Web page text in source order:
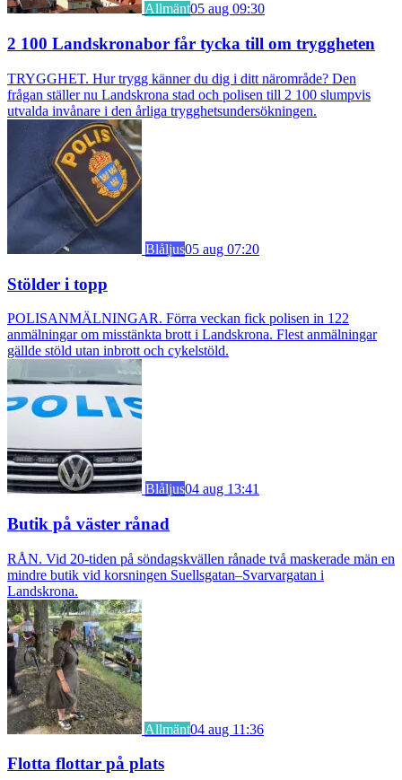
Allmänt05 aug 09:30
2 100 Landskronabor får tycka till om tryggheten
TRYGGHET. Hur trygg känner du dig i ditt närområde? Den
frågan ställer nu Landskrona stad och polisen till 2 100 slumpvis
utvalda invånare i den årliga trygghetsundersökningen.
Blåljus05 aug 07:20
Stölder i topp
POLISANMÄLNINGAR. Förra veckan fick polisen in 122
anmälningar om misstänkta brott i Landskrona. Flest anmälningar
gällde stöld utan inbrott och cykelstöld.
Blåljus04 aug 13:41
Butik på väster rånad
RÅN. Vid 20-tiden på söndagskvällen rånade två maskerade män en
mindre butik vid korsningen Suellsgatan–Svarvargatan i
Landskrona.
Allmänt04 aug 11:36
Flotta flottar på plats